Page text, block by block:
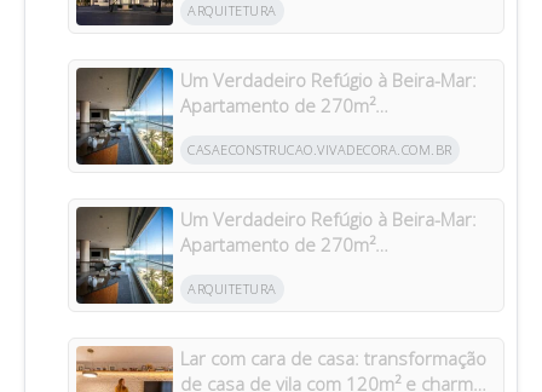
ARQUITETURA
Um Verdadeiro Refúgio à Beira-Mar:
Apartamento de 270m²
Riviera
CASAECONSTRUCAO.VIVADECORA.COM.BR
Um Verdadeiro Refúgio à Beira-Mar:
Apartamento de 270m²
Riviera
ARQUITETURA
Lar com cara de casa: transformação
de casa de vila com 120m² e charme